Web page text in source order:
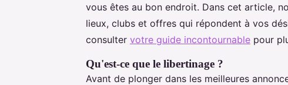
vous êtes au bon endroit. Dans cet article,
lieux, clubs et offres qui répondent à vos
consulter votre guide incontournable pour
Qu'est-ce que le libertinage ?
Avant de plonger dans les meilleures